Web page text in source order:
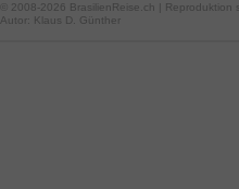
© 2008-2026 BrasilienReise.ch | Reproduktion
Autor: Klaus D. Günther